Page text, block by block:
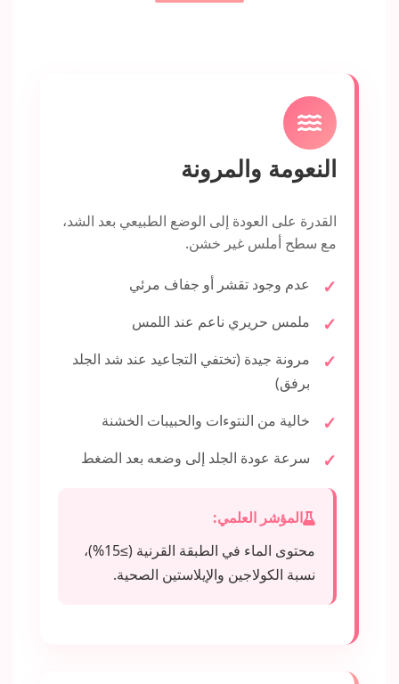
النعومة والمرونة
القدرة على العودة إلى الوضع الطبيعي بعد الشد،
مع سطح أملس غير خشن.
عدم وجود تقشر أو جفاف مرئي
ملمس حريري ناعم عند اللمس
مرونة جيدة (تختفي التجاعيد عند شد الجلد
برفق)
خالية من النتوءات والحبيبات الخشنة
سرعة عودة الجلد إلى وضعه بعد الضغط
المؤشر العلمي:
محتوى الماء في الطبقة القرنية (≥15%)،
نسبة الكولاجين والإيلاستين الصحية.